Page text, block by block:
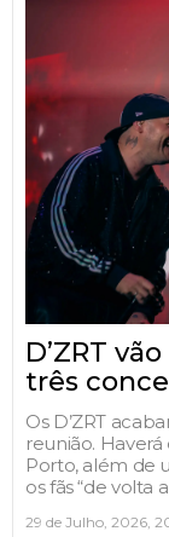
D’ZRT
três
Os D’ZRT
reunião.
Porto, além de
os fãs “de volta
29 de Julho, 2026,